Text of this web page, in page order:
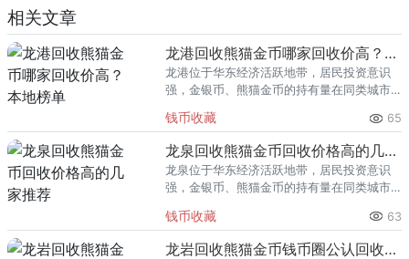
相关文章
龙港回收熊猫金币哪家回收价高？本地榜单
龙港位于华东经济活跃地带，居民投资意识
强，金银币、熊猫金币的持有量在同类城市
熊猫金币的需求就明显升温，但鱼龙混杂的
回收渠道里，能精准识别版别溢
钱币收藏 65
龙泉回收熊猫金币回收价格高的几家推荐
龙泉位于华东经济活跃地带，居民投资意识
强，金银币、熊猫金币的持有量在同类城市
熊猫金币的需求就明显升温，但鱼龙混杂的
回收渠道里，能精准识别版别溢
钱币收藏 63
龙岩回收熊猫金币钱币圈公认回收渠道排行